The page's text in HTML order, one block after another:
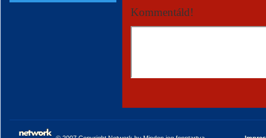
Kommentáld!